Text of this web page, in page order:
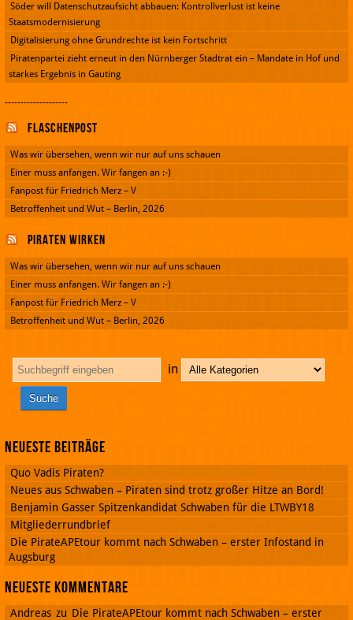
Söder will Datenschutzaufsicht abbauen: Kontrollverlust ist keine
Staatsmodernisierung
Digitalisierung ohne Grundrechte ist kein Fortschritt
Piratenpartei zieht erneut in den Nürnberger Stadtrat ein – Mandate in Hof und
starkes Ergebnis in Gauting
--------------------
Flaschenpost
Was wir übersehen, wenn wir nur auf uns schauen
Einer muss anfangen. Wir fangen an :-)
Fanpost für Friedrich Merz – V
Betroffenheit und Wut – Berlin, 2026
Piraten wirken
Was wir übersehen, wenn wir nur auf uns schauen
Einer muss anfangen. Wir fangen an :-)
Fanpost für Friedrich Merz – V
Betroffenheit und Wut – Berlin, 2026
in
Neueste Beiträge
Quo Vadis Piraten?
Neues aus Schwaben – Piraten sind trotz großer Hitze an Bord!
Benjamin Gasser Spitzenkandidat Schwaben für die LTWBY18
Mitgliederrundbrief
Die PirateAPEtour kommt nach Schwaben – erster Infostand in
Augsburg
Neueste Kommentare
Andreas zu Die PirateAPEtour kommt nach Schwaben – erster